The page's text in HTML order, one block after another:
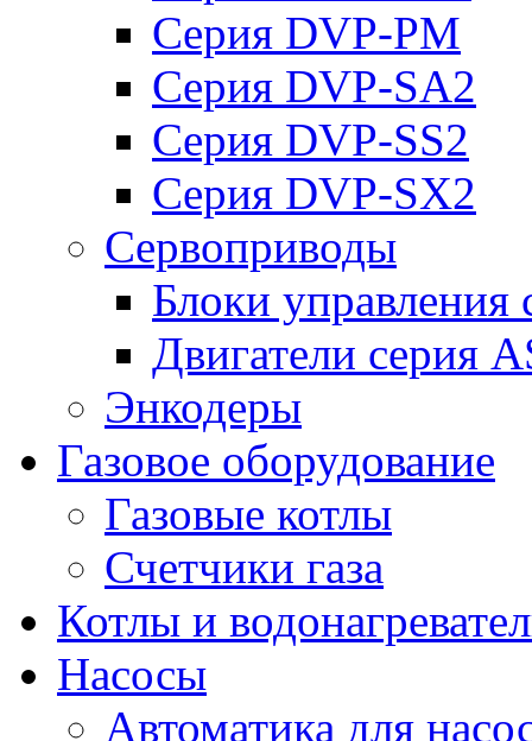
Серия DVP-PM
Серия DVP-SA2
Серия DVP-SS2
Серия DVP-SX2
Сервоприводы
Блоки
Двигатели серия
Энкодеры
Газовое оборудование
Газовые котлы
Счетчики газа
Котлы и
Насосы
Автоматика для